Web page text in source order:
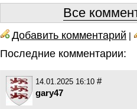
Все
Добавить комментарий |
Последние комментарии:
14.01.2025 16:10 #
gary47